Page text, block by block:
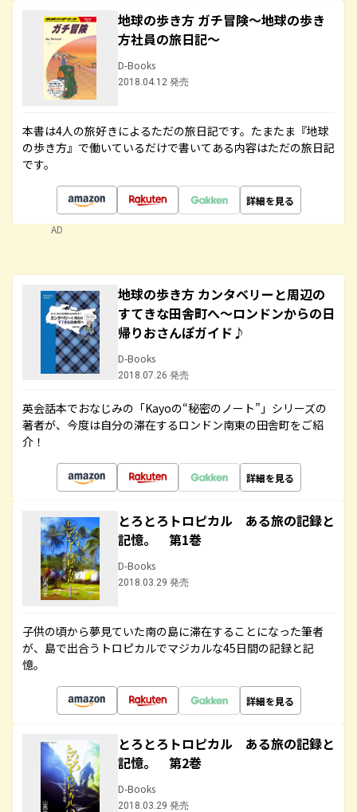
地球の歩き方 ガチ冒険～地球の歩き
方社員の旅日記～
D-Books
2018.04.12 発売
本書は4人の旅好きによるただの旅日記です。たまたま『地球
の歩き方』で働いているだけで書いてある内容はただの旅日記
です。
詳細を見る
AD
地球の歩き方 カンタベリーと周辺の
すてきな田舎町へ～ロンドンからの日
帰りおさんぽガイド♪
D-Books
2018.07.26 発売
英会話本でおなじみの「Kayoの“秘密のノート”」シリーズの
著者が、今度は自分の滞在するロンドン南東の田舎町をご紹
介！
詳細を見る
とろとろトロピカル ある旅の記録と
記憶。 第1巻
D-Books
2018.03.29 発売
子供の頃から夢見ていた南の島に滞在することになった筆者
が、島で出合うトロピカルでマジカルな45日間の記録と記
憶。
詳細を見る
とろとろトロピカル ある旅の記録と
記憶。 第2巻
D-Books
2018.03.29 発売